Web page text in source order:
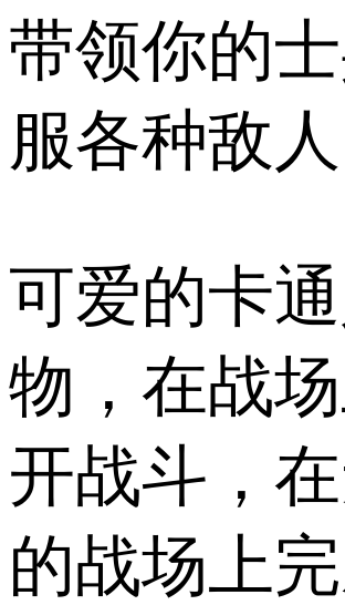
带领你的
服各种敌人
可爱的卡
物，在战
开战斗，
的战场上